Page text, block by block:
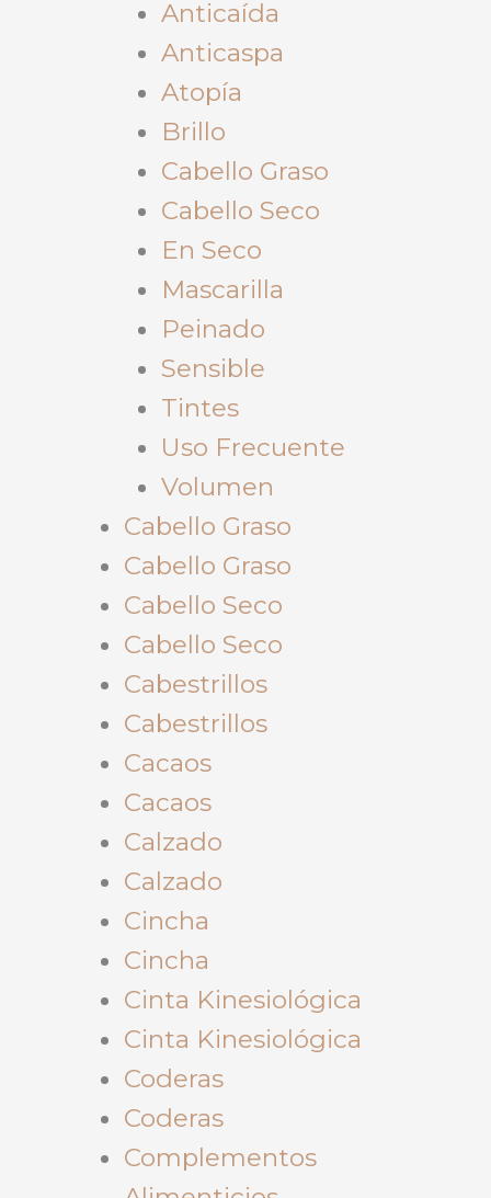
Anticaída
Anticaspa
Atopía
Brillo
Cabello Graso
Cabello Seco
En Seco
Mascarilla
Peinado
Sensible
Tintes
Uso Frecuente
Volumen
Cabello Graso
Cabello Graso
Cabello Seco
Cabello Seco
Cabestrillos
Cabestrillos
Cacaos
Cacaos
Calzado
Calzado
Cincha
Cincha
Cinta Kinesiológica
Cinta Kinesiológica
Coderas
Coderas
Complementos